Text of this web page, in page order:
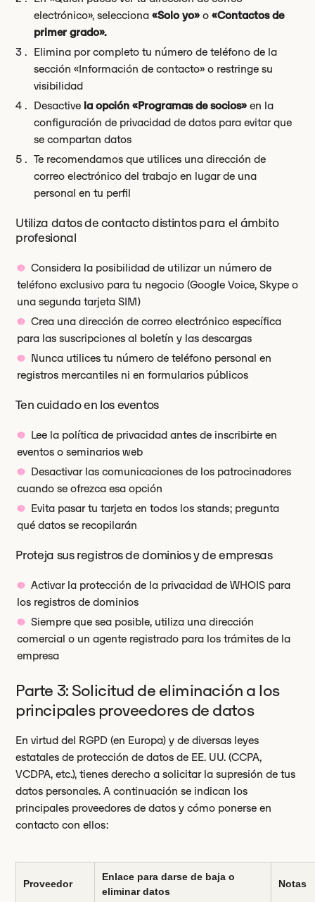
electrónico», selecciona«Solo yo» o«Contactos de
primer grado».
Elimina por completo tu número de teléfono de la
sección «Información de contacto» o restringe su
visibilidad
Desactive la opción «Programas de socios» en la
configuración de privacidad de datos para evitar que
se compartan datos
Te recomendamos que utilices una dirección de
correo electrónico del trabajo en lugar de una
personal en tu perfil
Utiliza datos de contacto distintos para el ámbito
profesional
Considera la posibilidad de utilizar un número de
teléfono exclusivo para tu negocio (Google Voice, Skype o
una segunda tarjeta SIM)
Crea una dirección de correo electrónico específica
para las suscripciones al boletín y las descargas
Nunca utilices tu número de teléfono personal en
registros mercantiles ni en formularios públicos
Ten cuidado en los eventos
Lee la política de privacidad antes de inscribirte en
eventos o seminarios web
Desactivar las comunicaciones de los patrocinadores
cuando se ofrezca esa opción
Evita pasar tu tarjeta en todos los stands; pregunta
qué datos se recopilarán
Proteja sus registros de dominios y de empresas
Activar la protección de la privacidad de WHOIS para
los registros de dominios
Siempre que sea posible, utiliza una dirección
comercial o un agente registrado para los trámites de la
empresa
Parte 3: Solicitud de eliminación a los
principales proveedores de datos
En virtud del RGPD (en Europa) y de diversas leyes
estatales de protección de datos de EE. UU. (CCPA,
VCDPA, etc.), tienes derecho a solicitar la supresión de tus
datos personales. A continuación se indican los
principales proveedores de datos y cómo ponerse en
contacto con ellos:
Proveedor
Enlace para darse de baja o
eliminar datos
Notas